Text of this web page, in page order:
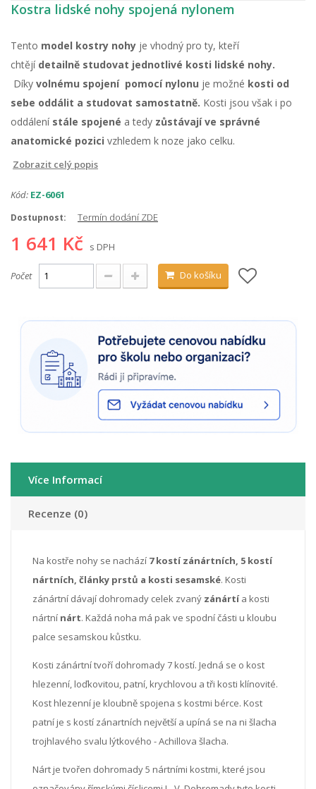
Kostra lidské nohy spojená nylonem
Tento model kostry nohy je vhodný pro ty, kteří
chtějí detailně studovat jednotlivé kosti lidské nohy.
Díky volnému spojení pomocí nylonu je možné kosti od
sebe oddálit a studovat samostatně. Kosti jsou však i po
oddálení stále spojené a tedy zůstávají ve správné
anatomické pozici vzhledem k noze jako celku.
Zobrazit celý popis
Kód: EZ-6061
Dostupnost: Termín dodání ZDE
1 641 Kč s DPH
Počet Do košíku
Více Informací
Recenze (0)
Na kostře nohy se nachází 7 kostí zánártních, 5 kostí
nártních, články prstů a kosti sesamské. Kosti
zánártní dávají dohromady celek zvaný zánártía kosti
nártní nárt. Každá noha má pak ve spodní části u kloubu
palce sesamskou kůstku.
Kosti zánártní tvoří dohromady 7 kostí. Jedná se o kost
hlezenní, loďkovitou, patní, krychlovou a tři kosti klínovité.
Kost hlezenní je kloubně spojena s kostmi bérce. Kost
patní je s kostí zánartních největší a upíná se na ni šlacha
trojhlavého svalu lýtkového - Achillova šlacha.
Nárt je tvořen dohromady 5 nártními kostmi, které jsou